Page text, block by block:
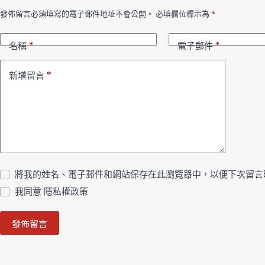
發佈留言必須填寫的電子郵件地址不會公開。 必填欄位標示為 *
名稱* 電子郵件*
新增留言 *
將我的姓名、電子郵件和網站保存在此瀏覽器中，以便下次留言
我同意 隱私權政策
發佈留言